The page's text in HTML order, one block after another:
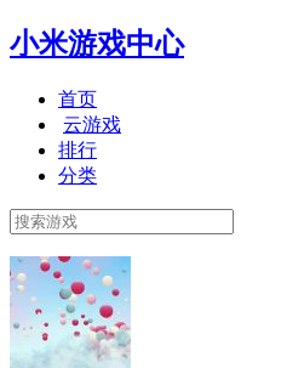
小米游戏中心
首页
云游戏
排行
分类